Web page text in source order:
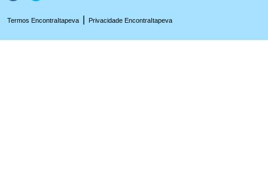
Termos EncontraItapeva Privacidade EncontraItapeva